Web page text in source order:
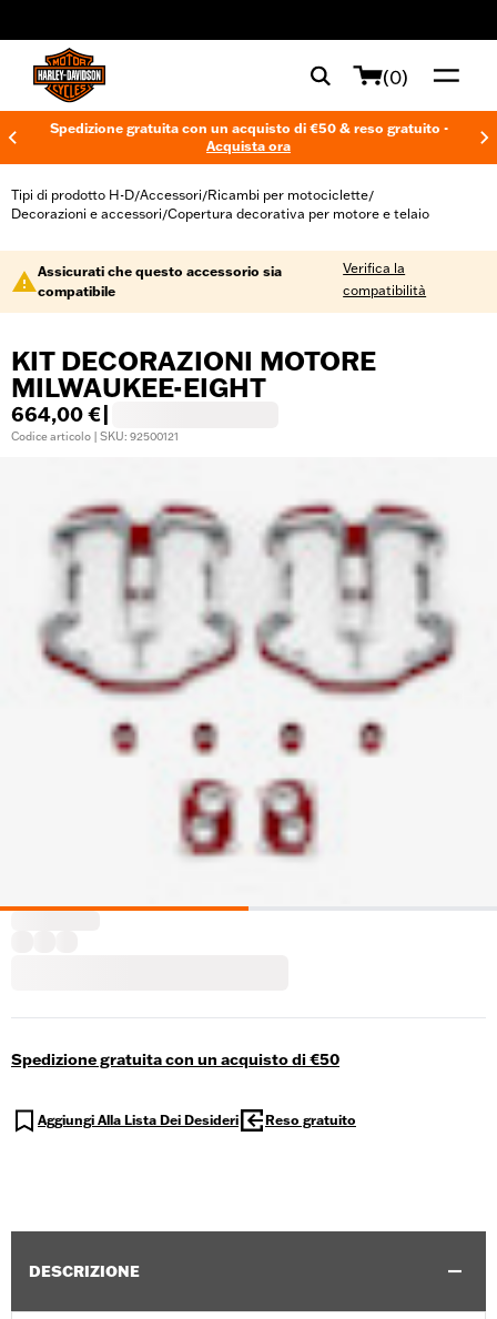
(0)
Spedizione gratuita con un acquisto di €50 & reso gratuito -
Acquista ora
Tipi di prodotto H-D/Accessori/Ricambi per motociclette/
Decorazioni e accessori/Copertura decorativa per motore e telaio
Assicurati che questo accessorio sia
compatibile
Verifica la
compatibilità
KIT DECORAZIONI MOTORE
MILWAUKEE-EIGHT
664,00 €
Codice articolo | SKU: 92500121
Spedizione gratuita con un acquisto di €50
Aggiungi Alla Lista Dei Desideri Reso gratuito
DESCRIZIONE